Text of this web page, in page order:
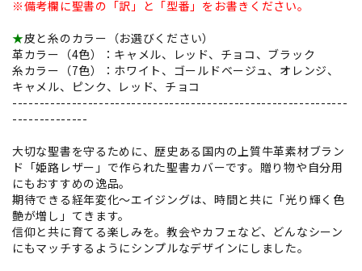
※備考欄に聖書の「訳」と「型番」をお書きください。
★皮と糸のカラー（お選びください）
革カラー（4色）：キャメル、レッド、チョコ、ブラック
糸カラー（7色）：ホワイト、ゴールドベージュ、オレンジ、
キャメル、ピンク、レッド、チョコ
--------------------------------------------------------------
--------------
大切な聖書を守るために、歴史ある国内の上質牛革素材ブラン
ド「姫路レザー」で作られた聖書カバーです。贈り物や自分用
にもおすすめの逸品。
期待できる経年変化～エイジングは、時間と共に「光り輝く色
艶が増し」てきます。
信仰と共に育てる楽しみを。教会やカフェなど、どんなシーン
にもマッチするようにシンプルなデザインにしました。